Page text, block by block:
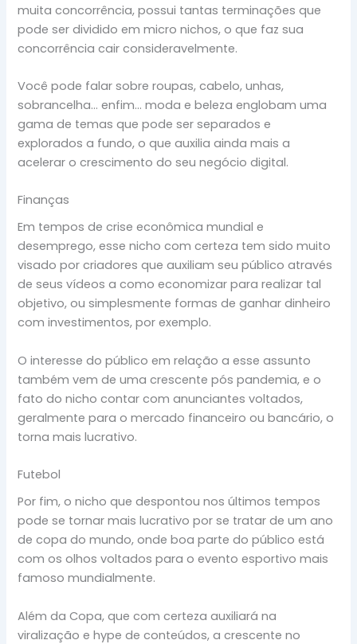
muita concorrência, possui tantas terminações que
pode ser dividido em micro nichos, o que faz sua
concorrência cair consideravelmente.
Você pode falar sobre roupas, cabelo, unhas,
sobrancelha… enfim… moda e beleza englobam uma
gama de temas que pode ser separados e
explorados a fundo, o que auxilia ainda mais a
acelerar o crescimento do seu negócio digital.
Finanças
Em tempos de crise econômica mundial e
desemprego, esse nicho com certeza tem sido muito
visado por criadores que auxiliam seu público através
de seus vídeos a como economizar para realizar tal
objetivo, ou simplesmente formas de ganhar dinheiro
com investimentos, por exemplo.
O interesse do público em relação a esse assunto
também vem de uma crescente pós pandemia, e o
fato do nicho contar com anunciantes voltados,
geralmente para o mercado financeiro ou bancário, o
torna mais lucrativo.
Futebol
Por fim, o nicho que despontou nos últimos tempos
pode se tornar mais lucrativo por se tratar de um ano
de copa do mundo, onde boa parte do público está
com os olhos voltados para o evento esportivo mais
famoso mundialmente.
Além da Copa, que com certeza auxiliará na
viralização e hype de conteúdos, a crescente no